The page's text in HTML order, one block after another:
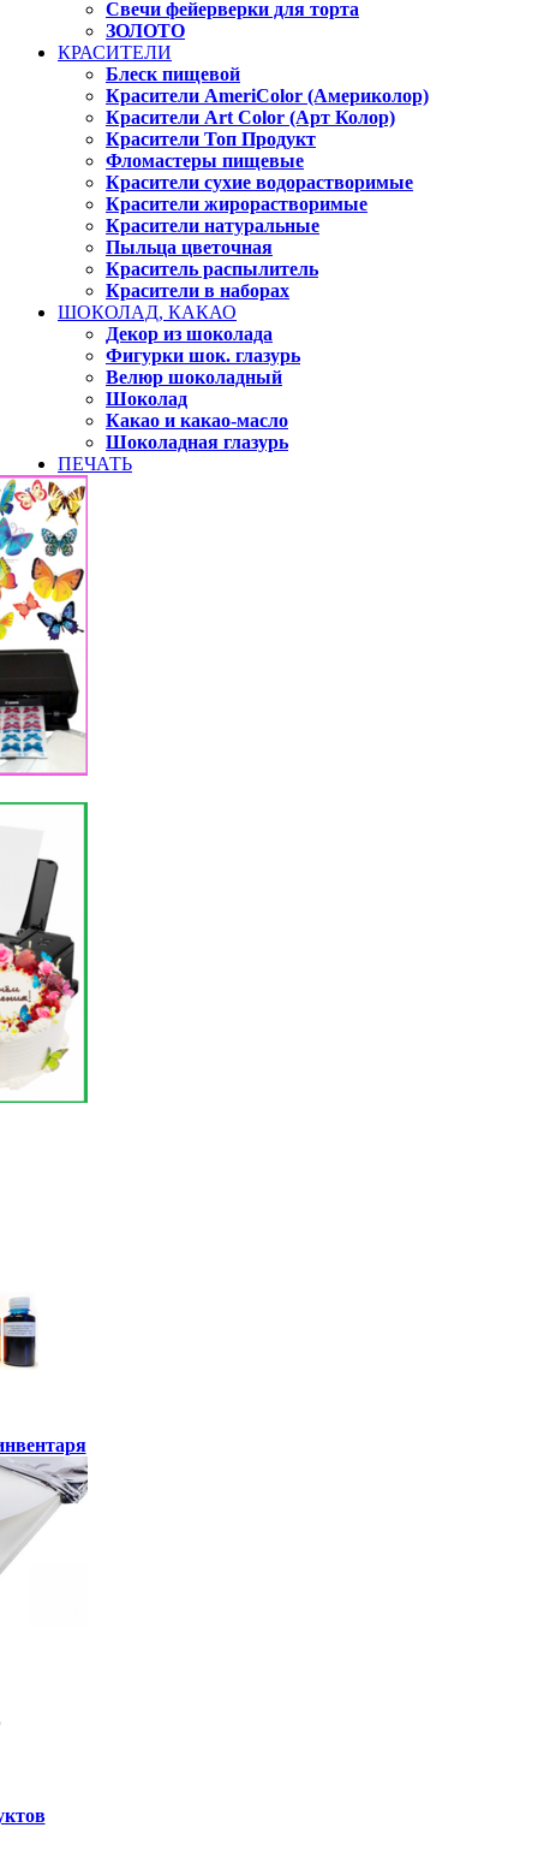
Свечи фейерверки для торта
ЗОЛОТО
КРАСИТЕЛИ
Блеск пищевой
Красители AmeriColor (Америколор)
Красители Art Color (Арт Колор)
Красители Топ Продукт
Фломастеры пищевые
Красители сухие водорастворимые
Красители жирорастворимые
Красители натуральные
Пыльца цветочная
Краситель распылитель
Красители в наборах
ШОКОЛАД, КАКАО
Декор из шоколада
Фигурки шок. глазурь
Велюр шоколадный
Шоколад
Какао и какао-масло
Шоколадная глазурь
ПЕЧАТЬ